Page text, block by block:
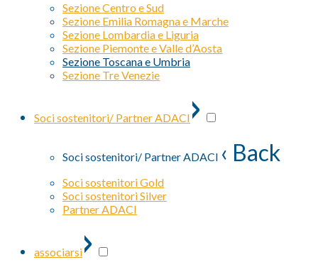
Sezione Centro e Sud
Sezione Emilia Romagna e Marche
Sezione Lombardia e Liguria
Sezione Piemonte e Valle d’Aosta
Sezione Toscana e Umbria
Sezione Tre Venezie
Soci sostenitori/ Partner ADACI ›
Soci sostenitori/ Partner ADACI ‹ Back
Soci sostenitori Gold
Soci sostenitori Silver
Partner ADACI
associarsi›